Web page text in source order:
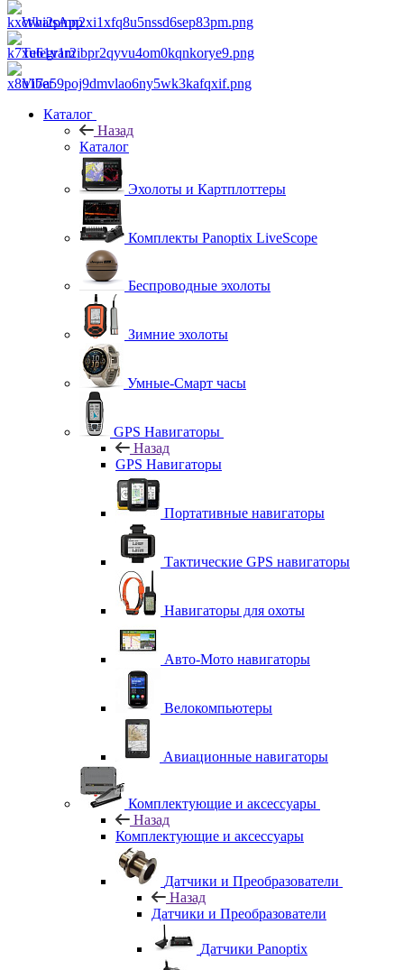
WhatsApp
Telegram
Viber
Каталог
Назад
Каталог
Эхолоты и Картплоттеры
Комплекты Panoptix LiveScope
Беспроводные эхолоты
Зимние эхолоты
Умные-Смарт часы
GPS Навигаторы
Назад
GPS Навигаторы
Портативные навигаторы
Тактические GPS навигаторы
Навигаторы для охоты
Авто-Мото навигаторы
Велокомпьютеры
Авиационные навигаторы
Комплектующие и аксессуары
Назад
Комплектующие и аксессуары
Датчики и Преобразователи
Назад
Датчики и Преобразователи
Датчики Panoptix